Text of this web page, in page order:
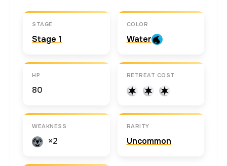
STAGE
Stage 1
COLOR
Water
HP
80
RETREAT COST
WEAKNESS
×2
RARITY
Uncommon